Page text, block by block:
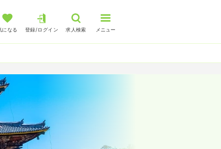
になる 登録/ログイン 求人検索 メニュー